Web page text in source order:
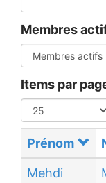
Membres
Items par
Prénom
Mehdi